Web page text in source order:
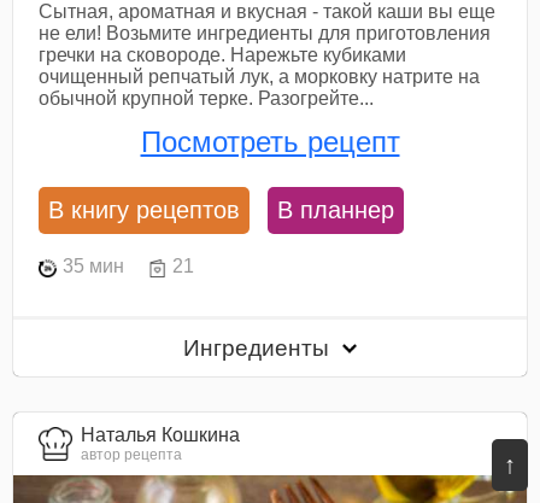
↑
Сытная, ароматная и вкусная - такой каши вы еще
не ели! Возьмите ингредиенты для приготовления
гречки на сковороде. Нарежьте кубиками
очищенный репчатый лук, а морковку натрите на
обычной крупной терке. Разогрейте...
Посмотреть рецепт
В книгу рецептов В планнер
35 мин 21
Ингредиенты
Наталья Кошкина
автор рецепта